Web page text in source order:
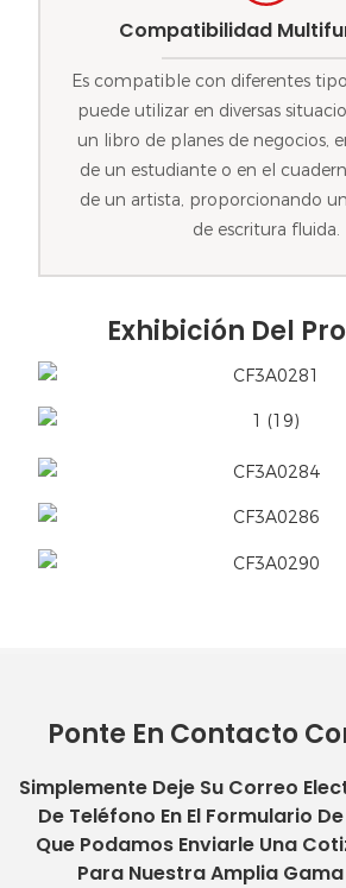
Compatibilidad
Es compatible con diferentes
puede utilizar en diversas
un libro de planes de negocios,
de un estudiante o en el
de un artista, proporcionando
de escritura fluida.
Exhibición Del
Ponte En Contacto
Simplemente Deje Su Correo
De Teléfono En El Formulario
Que Podamos Enviarle Una
Para Nuestra Amplia